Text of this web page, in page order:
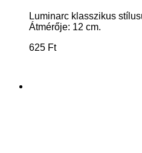
Luminarc klasszikus
Átmérője: 12 cm.
625 Ft